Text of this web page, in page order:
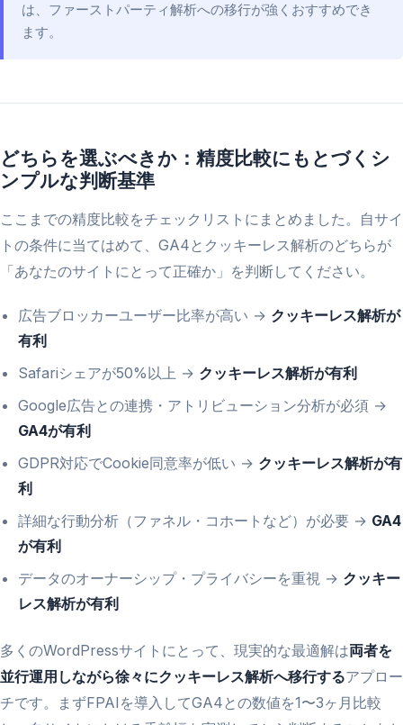
は、ファーストパーティ解析への移行が強くおすすめでき
ます。
どちらを選ぶべきか：精度比較にもとづくシ
ンプルな判断基準
ここまでの精度比較をチェックリストにまとめました。自サイ
トの条件に当てはめて、GA4とクッキーレス解析のどちらが
「あなたのサイトにとって正確か」を判断してください。
広告ブロッカーユーザー比率が高い → クッキーレス解析が
有利
Safariシェアが50%以上 → クッキーレス解析が有利
Google広告との連携・アトリビューション分析が必須 →
GA4が有利
GDPR対応でCookie同意率が低い → クッキーレス解析が有
利
詳細な行動分析（ファネル・コホートなど）が必要 → GA4
が有利
データのオーナーシップ・プライバシーを重視 → クッキー
レス解析が有利
多くのWordPressサイトにとって、現実的な最適解は両者を
並行運用しながら徐々にクッキーレス解析へ移行するアプロー
チです。まずFPAIを導入してGA4との数値を1〜3ヶ月比較